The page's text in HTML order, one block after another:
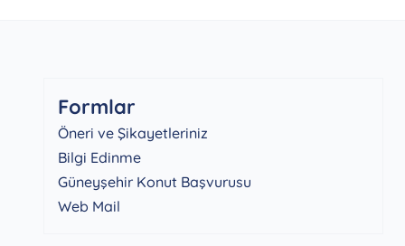
Formlar
Öneri ve Şikayetleriniz
Bilgi Edinme
Güneyşehir Konut Başvurusu
Web Mail